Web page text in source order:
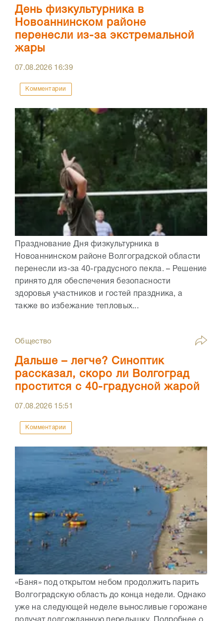
День физкультурника в
Новоаннинском районе
перенесли из-за экстремальной
жары
07.08.2026 16:39
Комментарии
Празднование Дня физкультурника в
Новоаннинском районе Волгоградской области
перенесли из-за 40-градусного пекла. – Решение
принято для обеспечения безопасности
здоровья участников и гостей праздника, а
также во избежание тепловых...
Общество
Дальше – легче? Синоптик
рассказал, скоро ли Волгоград
простится с 40-градусной жарой
07.08.2026 15:51
Комментарии
«Баня» под открытом небом продолжить парить
Волгоградскую область до конца недели. Однако
уже на следующей неделе выносливые горожане